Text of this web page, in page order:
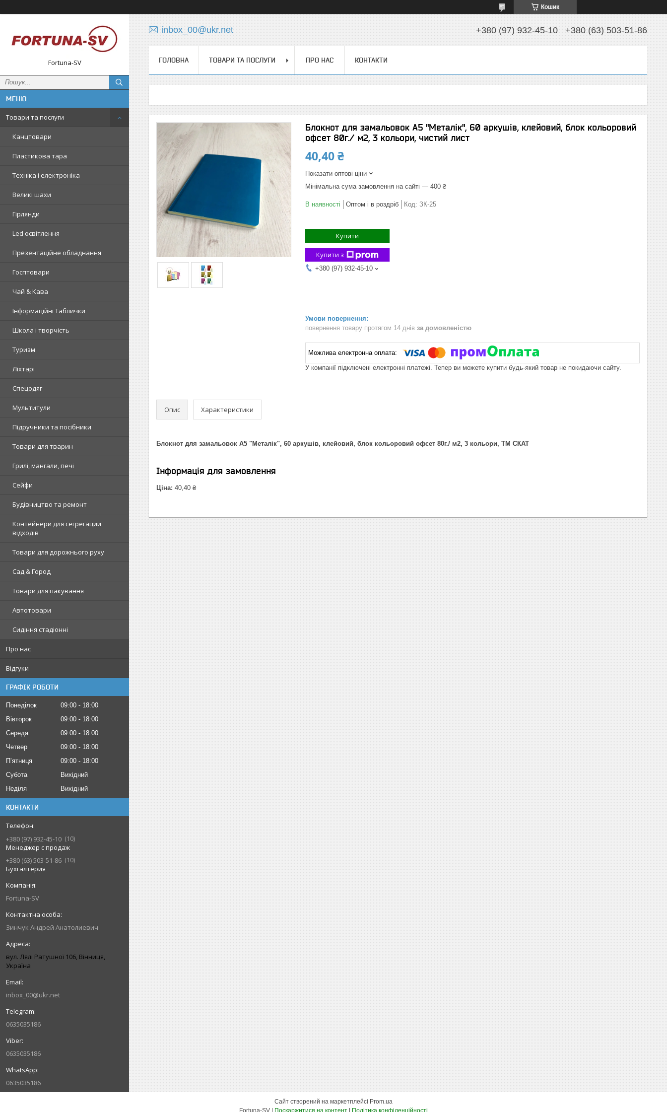
Кошик
Fortuna-SV
Товари та послуги
Канцтовари
Пластикова тара
Техніка і електроніка
Великі шахи
Гірлянди
Led освітлення
Презентаційне обладнання
Госптовари
Чай & Кава
Інформаційні Таблички
Школа і творчість
Туризм
Ліхтарі
Спецодяг
Мультитули
Підручники та посібники
Товари для тварин
Грилі, мангали, печі
Сейфи
Будівництво та ремонт
Контейнери для сегрегации
відходів
Товари для дорожнього руху
Сад & Город
Товари для пакування
Автотовари
Сидіння стадіонні
Про нас
Відгуки
ГРАФІК РОБОТИ
Понеділок 09:00
18:00
Вівторок
09:00
18:00
Середа
09:00
18:00
Четвер
09:00
18:00
Пʼятниця
09:00
18:00
Субота
Вихідний
Неділя
Вихідний
КОНТАКТИ
+380 (97) 932-45-10
10
Менеджер с продаж
+380 (63) 503-51-86
10
Бухгалтерия
Fortuna-SV
Зинчук Андрей Анатолиевич
вул. Лялі Ратушної 106, Вінниця,
Україна
inbox_00@ukr.net
0635035186
0635035186
0635035186
inbox_00@ukr.net +380 (97) 932-45-10 +380 (63) 503-51-86
ГОЛОВНА ТОВАРИ ТА ПОСЛУГИ ПРО НАС КОНТАКТИ
Блокнот для замальовок А5 "Металік", 60 аркушів, клейовий, блок кольоровий
офсет 80г./ м2, 3 кольори, чистий лист
40,40 ₴
Показати оптові ціни
Мінімальна сума замовлення на сайті — 400 ₴
В наявності Оптом і в роздріб Код: ЗК-25
Купити
Купити з
+380 (97) 932-45-10
повернення товару протягом 14 днів за домовленістю
У компанії підключені електронні платежі. Тепер ви можете купити будь-який товар не покидаючи сайту.
Опис Характеристики
Блокнот для замальовок А5 "Металік", 60 аркушів, клейовий, блок кольоровий офсет 80г./ м2, 3 кольори, ТМ СКАТ
Інформація для замовлення
Ціна: 40,40 ₴
Сайт створений на маркетплейсі Prom.ua
Fortuna-SV | Поскаржитися на контент | Політика конфіденційності